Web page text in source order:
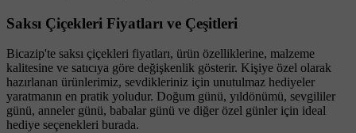
Saksı Çiçekleri Fiyatları ve Çeşitleri
Bicazip'te saksı çiçekleri fiyatları, ürün özelliklerine, malzeme
kalitesine ve satıcıya göre değişkenlik gösterir. Kişiye özel olarak
hazırlanan ürünlerimiz, sevdikleriniz için unutulmaz hediyeler
yaratmanın en pratik yoludur. Doğum günü, yıldönümü, sevgililer
günü, anneler günü, babalar günü ve diğer özel günler için ideal
hediye seçenekleri burada.